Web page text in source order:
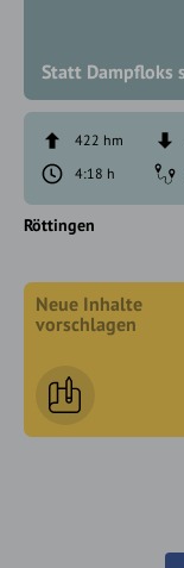
Statt Dampfloks
422 hm
4:18 h
Röttingen
Neue Inhalte
vorschlagen